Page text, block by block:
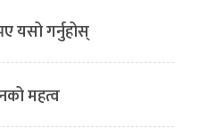
यसो गर्नुहोस्
महत्व